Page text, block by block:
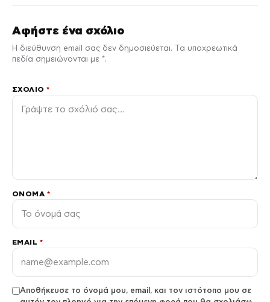
Αφήστε ένα σχόλιο
Η διεύθυνση email σας δεν δημοσιεύεται. Τα υποχρεωτικά
πεδία σημειώνονται με *.
ΣΧΌΛΙΟ*
ΌΝΟΜΑ *
EMAIL *
Αποθήκευσε το όνομά μου, email, και τον ιστότοπο μου σε